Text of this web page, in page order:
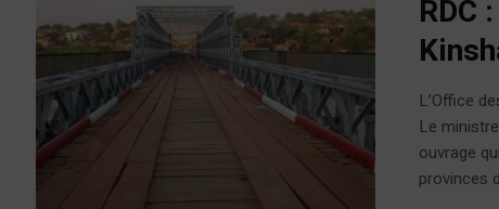
RDC
L’Office
Le
ouvrage
provinces